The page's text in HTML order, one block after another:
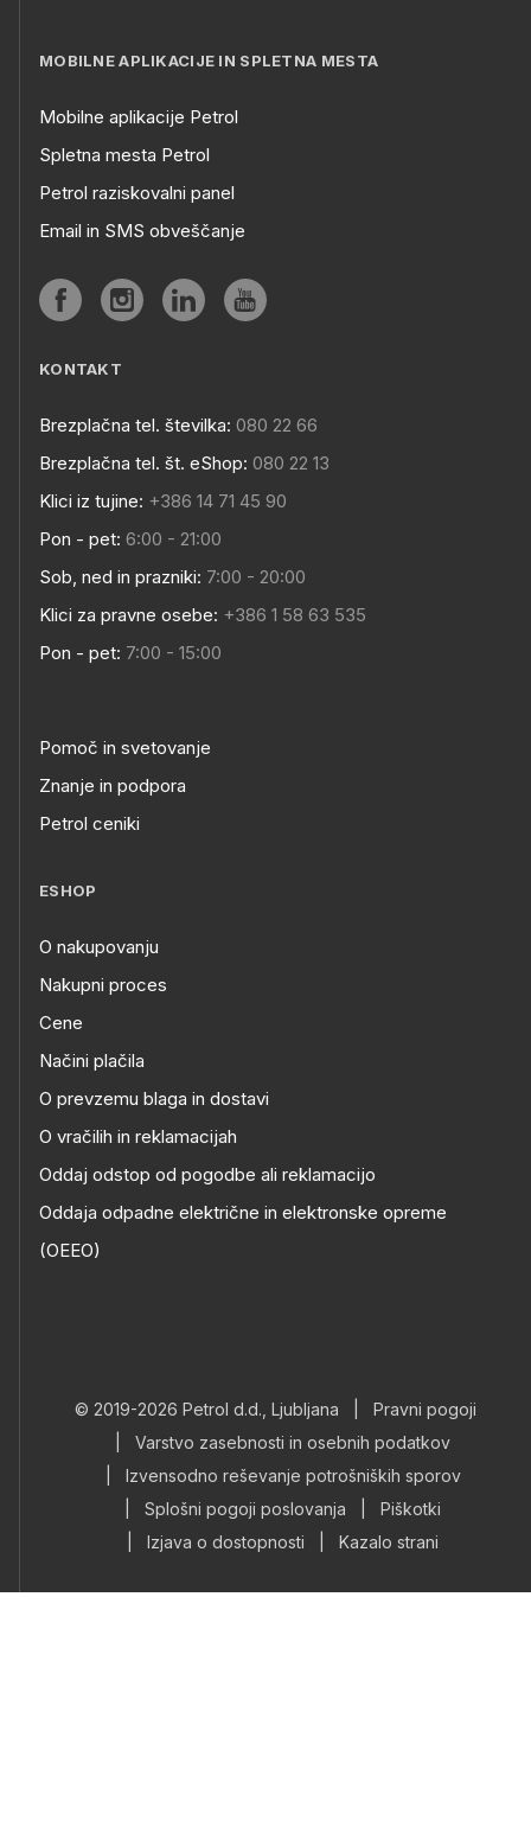
MOBILNE APLIKACIJE IN SPLETNA MESTA
Mobilne aplikacije Petrol
Spletna mesta Petrol
Petrol raziskovalni panel
Email in SMS obveščanje
KONTAKT
Brezplačna tel. številka: 080 22 66
Brezplačna tel. št. eShop: 080 22 13
Klici iz tujine: +386 14 71 45 90
Pon - pet: 6:00 - 21:00
Sob, ned in prazniki: 7:00 - 20:00
Klici za pravne osebe: +386 1 58 63 535
Pon - pet: 7:00 - 15:00
Pomoč in svetovanje
Znanje in podpora
Petrol ceniki
ESHOP
O nakupovanju
Nakupni proces
Cene
Načini plačila
O prevzemu blaga in dostavi
O vračilih in reklamacijah
Oddaj odstop od pogodbe ali reklamacijo
Oddaja odpadne električne in elektronske opreme
(OEEO)
© 2019-2026 Petrol d.d., Ljubljana
Pravni pogoji
Varstvo zasebnosti in osebnih podatkov
Izvensodno reševanje potrošniških sporov
Splošni pogoji poslovanja
Piškotki
Izjava o dostopnosti Kazalo strani